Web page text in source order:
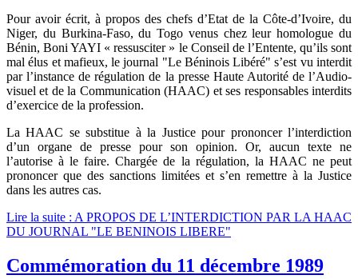
Pour avoir écrit, à propos des chefs d’Etat de la Côte-d’Ivoire, du
Niger, du Burkina-Faso, du Togo venus chez leur homologue du
Bénin, Boni YAYI « ressusciter » le Conseil de l’Entente, qu’ils sont
mal élus et mafieux, le journal "Le Béninois Libéré" s’est vu interdit
par l’instance de régulation de la presse Haute Autorité de l’Audio-
visuel et de la Communication (HAAC) et ses responsables interdits
d’exercice de la profession.
La HAAC se substitue à la Justice pour prononcer l’interdiction
d’un organe de presse pour son opinion. Or, aucun texte ne
l’autorise à le faire. Chargée de la régulation, la HAAC ne peut
prononcer que des sanctions limitées et s’en remettre à la Justice
dans les autres cas.
Lire la suite : A PROPOS DE L’INTERDICTION PAR LA HAAC
DU JOURNAL "LE BENINOIS LIBERE"
Commémoration du 11 décembre 1989